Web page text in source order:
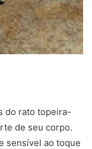
do rato topeira-
de seu corpo.
sensível ao toque